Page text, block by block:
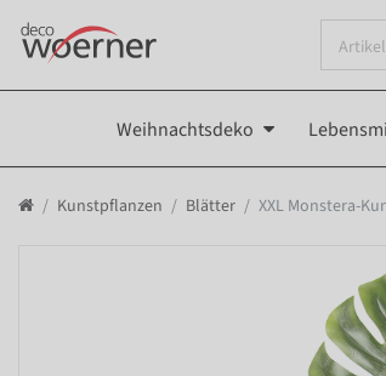
Weihnachtsdeko
Kunstpflanzen Blätter XXL Monstera-